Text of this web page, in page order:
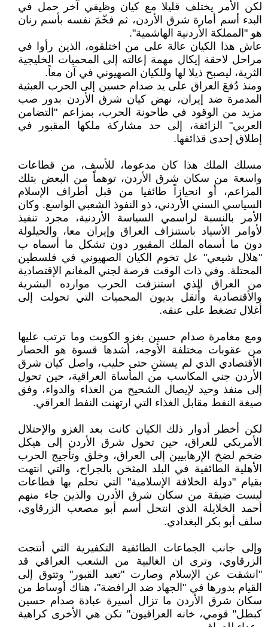
لكن الأمر يختلف قليلا مع كيان وظيفي آخر حمل في
البدء أسم أمارة شرق الأردن، ثم فخّمَ نفسه بأسم رنان
هو "المملكة الأردنية الهاشمية".
عاش هذا الكيان عالة على من اختلقوه، الذين رأوا في
مراحل لاحقة إيكال مهمة إعالته إلى المحميات الخليجية
الثرية، ليصبح ذيلا لها وللكيان الصهيوني في آن معاً.
ومنذ دُفعَ العراق على يد صدام حسين إلى الحرب العبثية
المدمرة ضد إيران، نهض كيان شرق الأردن بدور صب
مزيد من الوقود في طاحونة الحرب، بمزاعم "التضامن
العربي" الزائفة، إلى حد مشاركة ملكها المقبور في
إطلاق إحدى قذائفها.
مسلك الملك هذا كان مدعوما، للأسف، من قطاعات
واسعة من سكان شرق الأردن، توهماً من البعض بتلك
المزاعم، أو انحيازاً طائفيا من قبل أطراف الإسلام
السياسي السني الأردني، ذو النفوذ الشعبي الواسع. وكان
الأمر بالنسبة لراسمي السياسة الأردنية، مجرد تنفيذ
لأوامر الأسياد باستنزاف العراق وإيران معا، والحيلولة
دون ما أسماه الملك المقبور دون تشكل ما أسماه ب
"هلال شيعي" عل تخوم الكيان الصهيوني في فلسطين
المحتلة. وفي ذات الوقت فرصة لجني المغانم الإقتصادية
من العراق الذي استنزفت الحرب موارده البشرية
والأقتصادية وأُثقل بديون المحميات التي تحولت إلى
أغلال تضغط على عنقه.
ومع مغامرة صدام حسين بغزو الكويت وما ترتب عليها
من عقوبات مختلفة الأوجه، أشدها قسوة هو الحصار
الأقتصادي الذي لم يستثنِ حتى حليب، واصل كيان شرق
الأردن جني المكاسب من المأساة العراقية، حين تحول
إلى منفذ وحيد لإيصال الشحيح من الغذاء والدواء، وفق
صيغة النفط مقابل الغذاء التي ارتهنت النفط العراقي.
لكن أخطر أدوار ذلك الكيان كانت بعد الغزو والإحتلال
الأمريكي للعراق، حين تحول شرق الأردن إلى هيكل
ضخم لضخ الإرهابيين إلى العراق، وخلق وتأجيج الحرب
الأهلية الطائفية في البلد المثخن بالجراح، والتي انتهت
بقيام "دولة الخلافة الإسلامية" التي تحلم بها قطاعات
ليست ضيقة من سكان شرق الأدرن والذين جاء منهم
أحمد الخلايلة الذي انتحل أسم أبو مصعب الزرقاوي،
سلف أبو بكر البغدادي.
وإلى جانب الجماعات الطائفية التكفيرية التي أنتجت
الزرقاوي، وترى ان الغالبية من الشعب العراقي قد
"انشقت عن الإسلام وصارت "تعبد القبور" وتتوق إلى
القيام بدورها في "الجهاد ضد الرافضة"، هناك أوساط من
سكان شرق الأردن ما تزال أسيرة عبادة صدام حسين
كبطل" قومي، خانه العراقيون" تكن هي الأخرى كراهية